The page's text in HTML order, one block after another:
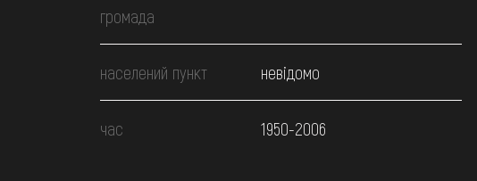
громада
населений пункт невідомо
час 1950-2006